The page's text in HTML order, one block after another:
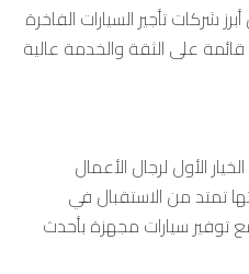
شركات تأجير السيارات الفاخرة
على الثقة والخدمة عالية
الأول لرجال الأعمال
تمتد من الاستقبال في
توفير سيارات مجهزة بأحدث